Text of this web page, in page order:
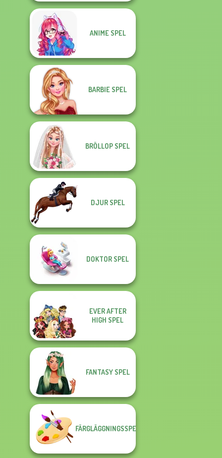
ANIME SPEL
BARBIE SPEL
BRÖLLOP SPEL
DJUR SPEL
DOKTOR SPEL
EVER AFTER
HIGH SPEL
FANTASY SPEL
FÄRGLÄGGNINGSSPEL